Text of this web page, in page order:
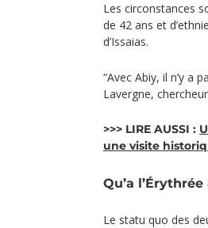
Les circonstances
de 42 ans et
d’Issaias.
“Avec Abiy, il n’y a
Lavergne,
>>> LIRE AUSSI :
une visite
Qu’a
Le statu quo des